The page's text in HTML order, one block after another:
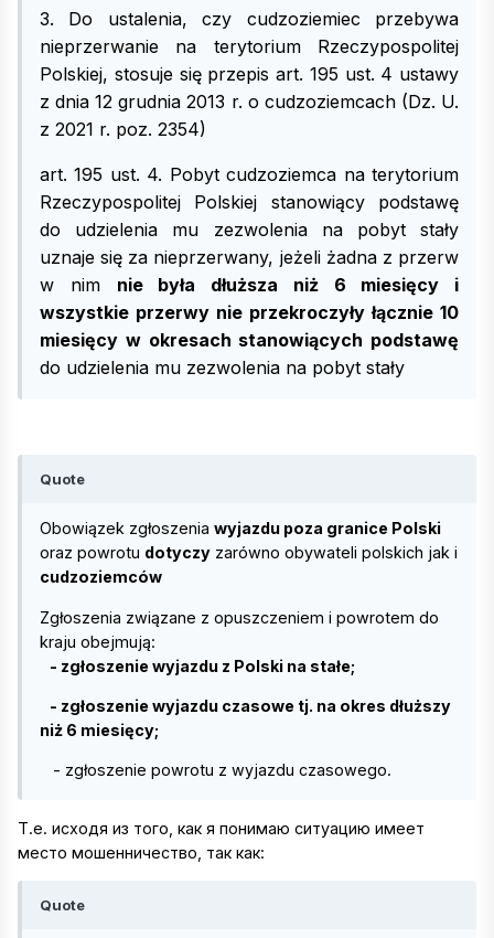
3. Do ustalenia, czy cudzoziemiec przebywa
nieprzerwanie na terytorium Rzeczypospolitej
Polskiej, stosuje się przepis art. 195 ust. 4 ustawy
z dnia 12 grudnia 2013 r. o cudzoziemcach (Dz. U.
z 2021 r. poz. 2354)
art. 195 ust. 4. Pobyt cudzoziemca na terytorium
Rzeczypospolitej Polskiej stanowiący podstawę
do udzielenia mu zezwolenia na pobyt stały
uznaje się za nieprzerwany, jeżeli żadna z przerw
w nim nie była dłuższa niż 6 miesięcy i
wszystkie przerwy nie przekroczyły łącznie 10
miesięcy w okresach stanowiących podstawę
do udzielenia mu zezwolenia na pobyt stały
Quote
Obowiązek zgłoszenia wyjazdu poza granice Polski
oraz powrotu dotyczy zarówno obywateli polskich jak i
cudzoziemców
Zgłoszenia związane z opuszczeniem i powrotem do
kraju obejmują:
- zgłoszenie wyjazdu z Polski na stałe;
- zgłoszenie wyjazdu czasowe tj. na okres dłuższy
niż 6 miesięcy;
- zgłoszenie powrotu z wyjazdu czasowego.
Т.е. исходя из того, как я понимаю ситуацию имеет
место мошенничество, так как:
Quote